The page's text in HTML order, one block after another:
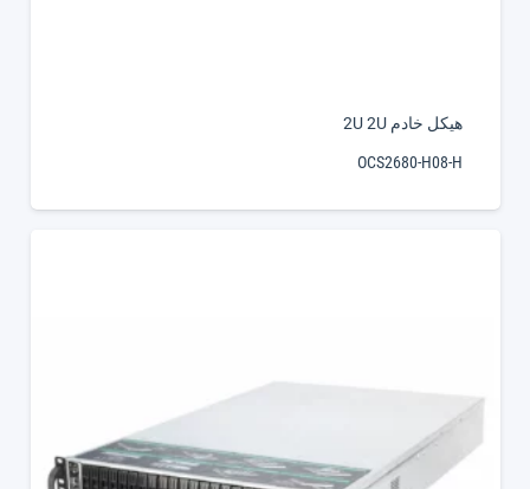
هيكل خادم 2U 2U
OCS2680-H08-H